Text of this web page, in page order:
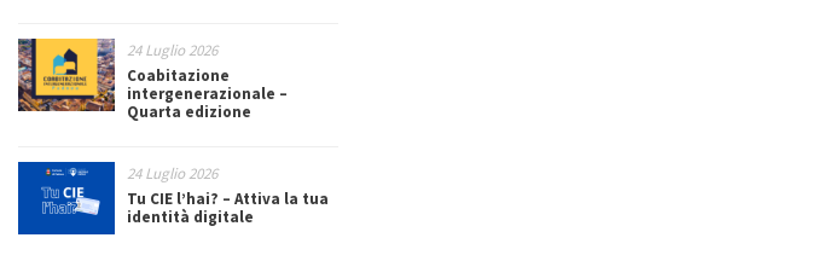
24 Luglio 2026
Coabitazione
intergenerazionale –
Quarta edizione
24 Luglio 2026
Tu CIE l’hai? – Attiva la tua
identità digitale